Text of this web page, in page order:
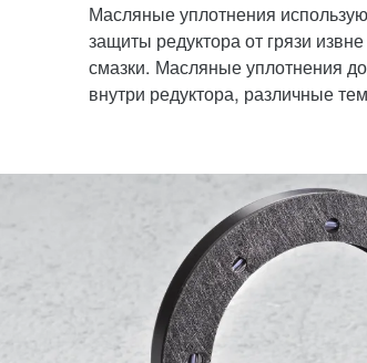
Масляные уплотнения
защиты редуктора от грязи
смазки. Масляные уплотнения
внутри редуктора, различные